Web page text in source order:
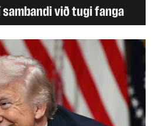
við tugi fanga